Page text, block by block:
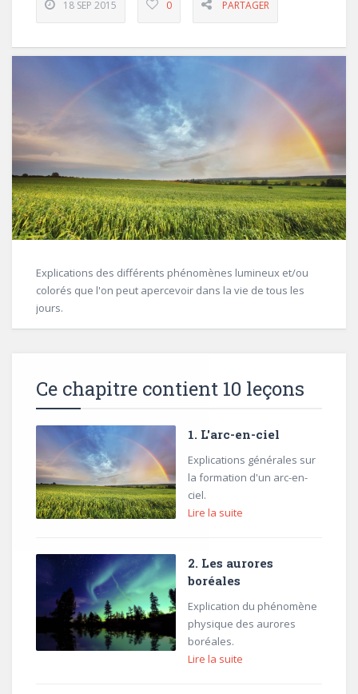
18 SEP 2015 0 PARTAGER
Explications des différents phénomènes lumineux et/ou
colorés que l'on peut apercevoir dans la vie de tous les
jours.
Ce chapitre contient 10 leçons
1. L'arc-en-ciel
Explications générales sur
la formation d'un arc-en-
ciel.
Lire la suite
2. Les aurores
boréales
Explication du phénomène
physique des aurores
boréales.
Lire la suite